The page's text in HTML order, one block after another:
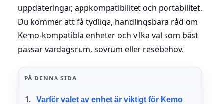
uppdateringar, appkompatibilitet och portabilitet.
Du kommer att få tydliga, handlingsbara råd om
Kemo-kompatibla enheter och vilka val som bäst
passar vardagsrum, sovrum eller resebehov.
PÅ DENNA SIDA
Varför valet av enhet är viktigt för Kemo